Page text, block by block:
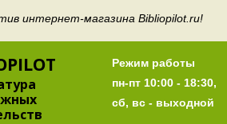
интернет-магазина Bibliopilot.ru!
Режим работы
пн-пт 10:00 - 18:30,
сб, вс - выходной